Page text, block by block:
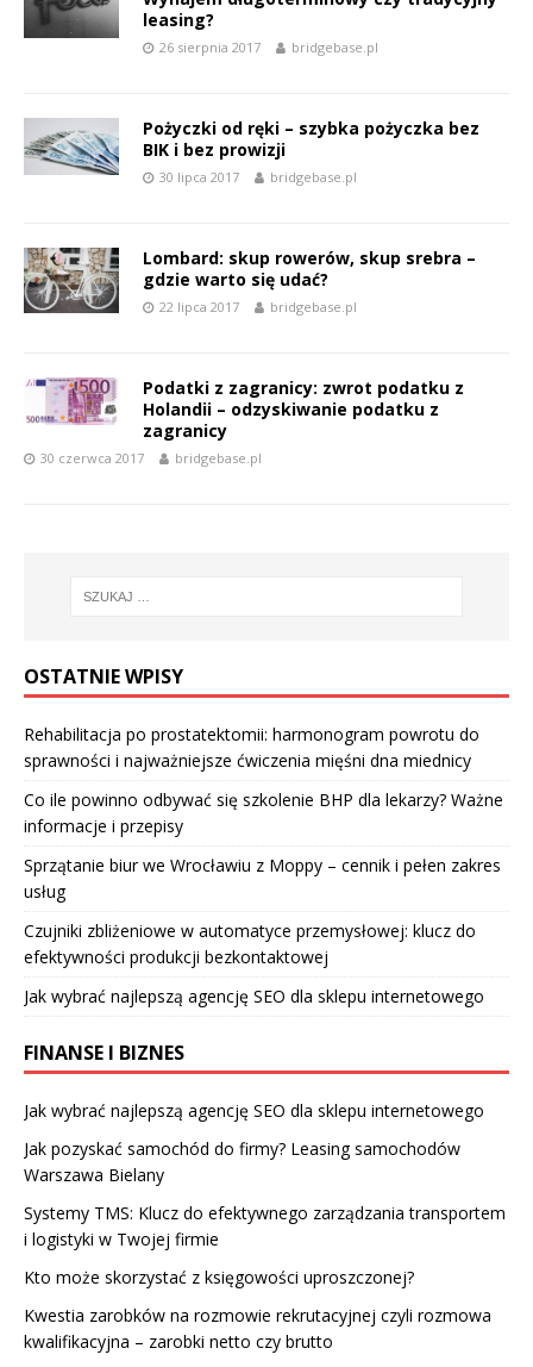
leasing?
26 sierpnia 2017 bridgebase.pl
Pożyczki od ręki – szybka pożyczka bez
BIK i bez prowizji
30 lipca 2017 bridgebase.pl
Lombard: skup rowerów, skup srebra –
gdzie warto się udać?
22 lipca 2017 bridgebase.pl
Podatki z zagranicy: zwrot podatku z
Holandii – odzyskiwanie podatku z
zagranicy
30 czerwca 2017 bridgebase.pl
OSTATNIE WPISY
Rehabilitacja po prostatektomii: harmonogram powrotu do
sprawności i najważniejsze ćwiczenia mięśni dna miednicy
Co ile powinno odbywać się szkolenie BHP dla lekarzy? Ważne
informacje i przepisy
Sprzątanie biur we Wrocławiu z Moppy – cennik i pełen zakres
usług
Czujniki zbliżeniowe w automatyce przemysłowej: klucz do
efektywności produkcji bezkontaktowej
Jak wybrać najlepszą agencję SEO dla sklepu internetowego
FINANSE I BIZNES
Jak wybrać najlepszą agencję SEO dla sklepu internetowego
Jak pozyskać samochód do firmy? Leasing samochodów
Warszawa Bielany
Systemy TMS: Klucz do efektywnego zarządzania transportem
i logistyki w Twojej firmie
Kto może skorzystać z księgowości uproszczonej?
Kwestia zarobków na rozmowie rekrutacyjnej czyli rozmowa
kwalifikacyjna – zarobki netto czy brutto